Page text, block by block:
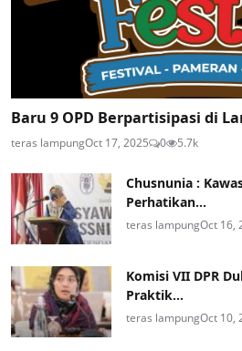
Baru 9 OPD Berpartisipasi di
teras lampungOct 17, 2025 0 5.7k
Chusnunia :
Perhatikan...
teras lampungOct 16,
Komisi VII DPR
Praktik...
teras lampungOct 10,